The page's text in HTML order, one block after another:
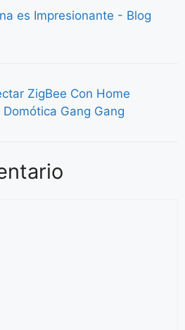
es Impresionante - Blog
ZigBee Con Home
Gang Gang